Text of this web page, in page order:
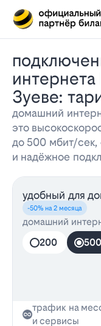
Подключение домашнего
Зуеве:
домашний
это
до 500 мбит/
и надёжное
удобный для
-50% на 2 месяца
домашний
200
500
трафик на
и сервисы